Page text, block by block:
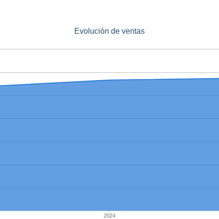
Evolución de ventas
2024